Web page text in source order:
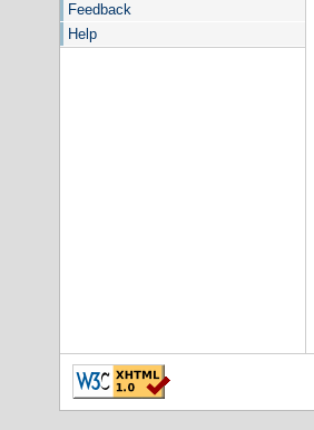
Feedback
Help